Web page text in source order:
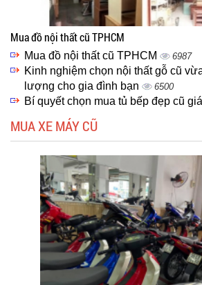
Mua đồ nội thất cũ TPHCM
Mua đồ nội thất cũ TPHCM 6987
Kinh nghiệm chọn nội thất gỗ cũ
lượng cho gia đình bạn
6500
Bí quyết chọn mua tủ bếp đẹp cũ
MUA XE MÁY CŨ